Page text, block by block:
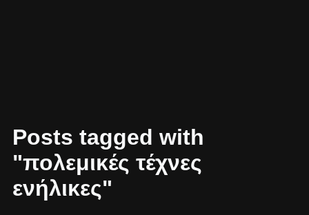
Posts tagged with
"πολεμικές τέχνες
ενήλικες"